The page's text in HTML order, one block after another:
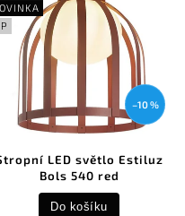
–10 %
LED světlo Estiluz
Bols 540 red
Do košíku